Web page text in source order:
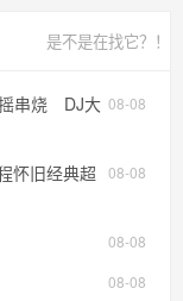
是不是在找它？！
08-08
摇串烧 DJ大
08-08
怀旧经典超
08-08
08-08